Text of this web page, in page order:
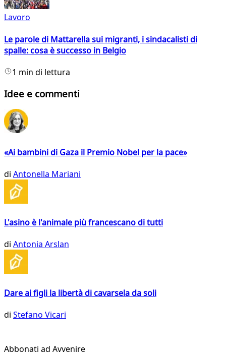
Lavoro
Le parole di Mattarella sui migranti, i sindacalisti di
spalle: cosa è successo in Belgio
1 min di lettura
Idee e commenti
«Ai bambini di Gaza il Premio Nobel per la pace»
di Antonella Mariani
L'asino è l'animale più francescano di tutti
di Antonia Arslan
Dare ai figli la libertà di cavarsela da soli
di Stefano Vicari
Abbonati ad Avvenire